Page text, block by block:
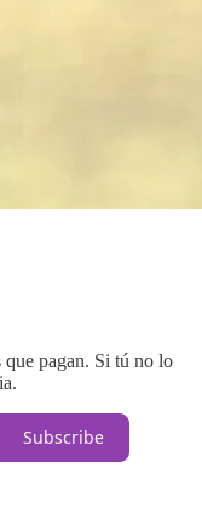
que pagan. Si tú no lo
Subscribe